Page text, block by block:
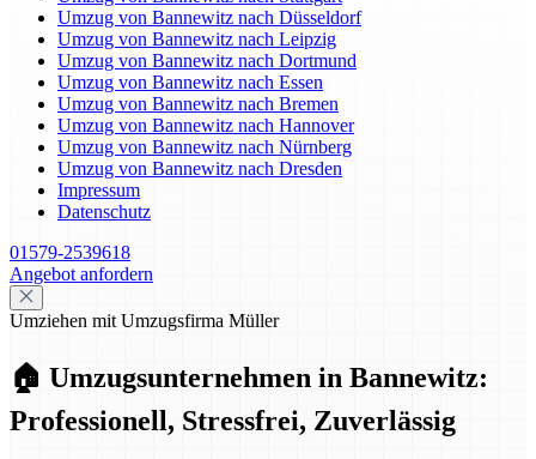
Umzug von Bannewitz nach Düsseldorf
Umzug von Bannewitz nach Leipzig
Umzug von Bannewitz nach Dortmund
Umzug von Bannewitz nach Essen
Umzug von Bannewitz nach Bremen
Umzug von Bannewitz nach Hannover
Umzug von Bannewitz nach Nürnberg
Umzug von Bannewitz nach Dresden
Impressum
Datenschutz
01579-2539618
Angebot anfordern
Umziehen mit Umzugsfirma Müller
🏠 Umzugsunternehmen in Bannewitz:
Professionell, Stressfrei, Zuverlässig